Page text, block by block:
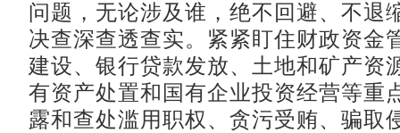
问题，无论涉及谁，绝不回避、不退
决查深查透查实。紧紧盯住财政资金
建设、银行贷款发放、土地和矿产资
有资产处置和国有企业投资经营等重
露和查处滥用职权、贪污受贿、骗取